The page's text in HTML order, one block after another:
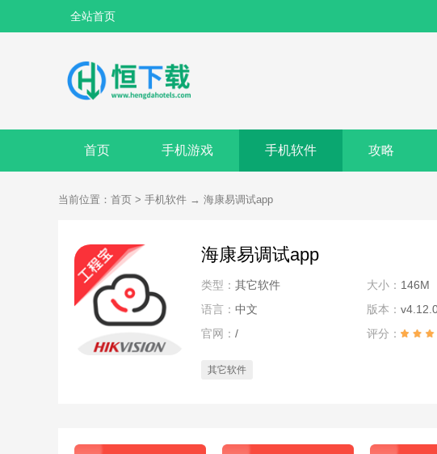
全站首页
首页 手机游戏 手机软件 攻略
当前位置： 首页 > 手机软件 → 海康易调试app
海康易调试app
类型： 其它软件 大小： 146M
语言： 中文 版本：
官网： / 评分：
其它软件